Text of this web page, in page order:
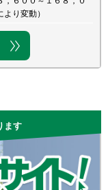
り変動）
ます